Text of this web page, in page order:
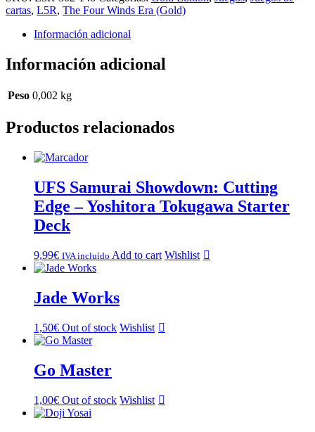
cartas, L5R, The Four Winds Era (Gold)
Información adicional
Información adicional
Peso 0,002 kg
Productos relacionados
UFS Samurai Showdown: Cutting
Edge – Yoshitora Tokugawa Starter
Deck
9,99€ IVA incluído Add to cart Wishlist
Jade Works
1,50€ Out of stock Wishlist
Go Master
1,00€ Out of stock Wishlist